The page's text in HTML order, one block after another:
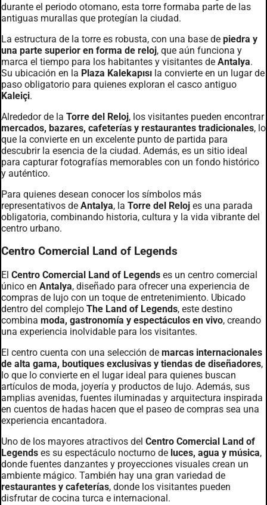
durante el periodo otomano, esta torre formaba parte de las
antiguas murallas que protegían la ciudad.
La estructura de la torre es robusta, con una base de piedra y
una parte superior en forma de reloj, que aún funciona y
marca el tiempo para los habitantes y visitantes de Antalya.
Su ubicación en la Plaza Kalekapısı la convierte en un lugar de
paso obligatorio para quienes exploran el casco antiguo
Kaleiçi.
Alrededor de la Torre del Reloj, los visitantes pueden encontrar
mercados, bazares, cafeterías y restaurantes tradicionales, lo
que la convierte en un excelente punto de partida para
descubrir la esencia de la ciudad. Además, es un sitio ideal
para capturar fotografías memorables con un fondo histórico
y auténtico.
Para quienes desean conocer los símbolos más
representativos de Antalya, la Torre del Reloj es una parada
obligatoria, combinando historia, cultura y la vida vibrante del
centro urbano.
Centro Comercial Land of Legends
El Centro Comercial Land of Legends es un centro comercial
único en Antalya, diseñado para ofrecer una experiencia de
compras de lujo con un toque de entretenimiento. Ubicado
dentro del complejo The Land of Legends, este destino
combina moda, gastronomía y espectáculos en vivo, creando
una experiencia inolvidable para los visitantes.
El centro cuenta con una selección de marcas internacionales
de alta gama, boutiques exclusivas y tiendas de diseñadores,
lo que lo convierte en el lugar ideal para quienes buscan
artículos de moda, joyería y productos de lujo. Además, sus
amplias avenidas, fuentes iluminadas y arquitectura inspirada
en cuentos de hadas hacen que el paseo de compras sea una
experiencia encantadora.
Uno de los mayores atractivos del Centro Comercial Land of
Legends es su espectáculo nocturno de luces, agua y música,
donde fuentes danzantes y proyecciones visuales crean un
ambiente mágico. También hay una gran variedad de
restaurantes y cafeterías, donde los visitantes pueden
disfrutar de cocina turca e internacional.